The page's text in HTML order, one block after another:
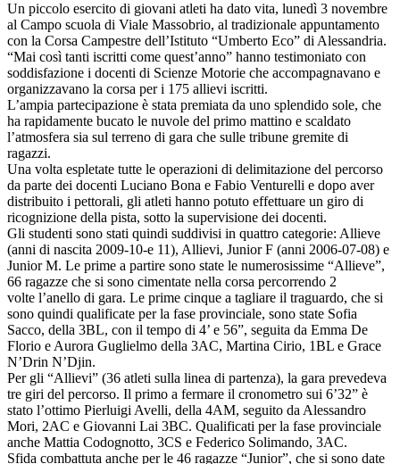
Un piccolo esercito di giovani atleti ha dato vita, lunedì 3 novembre
al Campo scuola di Viale Massobrio, al tradizionale appuntamento
con la Corsa Campestre dell’Istituto “Umberto Eco” di Alessandria.
“Mai così tanti iscritti come quest’anno” hanno testimoniato con
soddisfazione i docenti di Scienze Motorie che accompagnavano e
organizzavano la corsa per i 175 allievi iscritti.
L’ampia partecipazione è stata premiata da uno splendido sole, che
ha rapidamente bucato le nuvole del primo mattino e scaldato
l’atmosfera sia sul terreno di gara che sulle tribune gremite di
ragazzi.
Una volta espletate tutte le operazioni di delimitazione del percorso
da parte dei docenti Luciano Bona e Fabio Venturelli e dopo aver
distribuito i pettorali, gli atleti hanno potuto effettuare un giro di
ricognizione della pista, sotto la supervisione dei docenti.
Gli studenti sono stati quindi suddivisi in quattro categorie: Allieve
(anni di nascita 2009-10-e 11), Allievi, Junior F (anni 2006-07-08) e
Junior M. Le prime a partire sono state le numerosissime “Allieve”,
66 ragazze che si sono cimentate nella corsa percorrendo 2
volte l’anello di gara. Le prime cinque a tagliare il traguardo, che si
sono quindi qualificate per la fase provinciale, sono state Sofia
Sacco, della 3BL, con il tempo di 4’ e 56”, seguita da Emma De
Florio e Aurora Guglielmo della 3AC, Martina Cirio, 1BL e Grace
N’Drin N’Djin.
Per gli “Allievi” (36 atleti sulla linea di partenza), la gara prevedeva
tre giri del percorso. Il primo a fermare il cronometro sui 6’32” è
stato l’ottimo Pierluigi Avelli, della 4AM, seguito da Alessandro
Mori, 2AC e Giovanni Lai 3BC. Qualificati per la fase provinciale
anche Mattia Codognotto, 3CS e Federico Solimando, 3AC.
Sfida combattuta anche per le 46 ragazze “Junior”, che si sono date